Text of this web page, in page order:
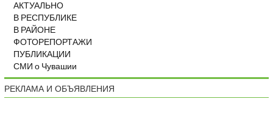
АКТУАЛЬНО
В РЕСПУБЛИКЕ
В РАЙОНЕ
ФОТОРЕПОРТАЖИ
ПУБЛИКАЦИИ
СМИ о Чувашии
РЕКЛАМА И ОБЪЯВЛЕНИЯ